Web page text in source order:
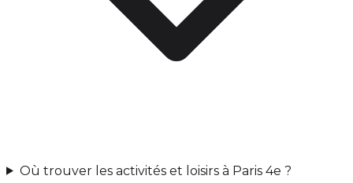
Où trouver les activités et loisirs à Paris 4e ?